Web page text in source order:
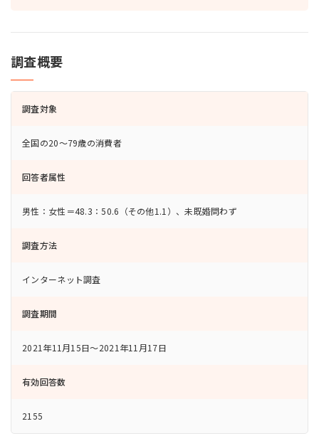
調査概要
調査対象
全国の20～79歳の消費者
回答者属性
男性：女性＝48.3：50.6（その他1.1）、未既婚問わず
調査方法
インターネット調査
調査期間
2021年11月15日～2021年11月17日
有効回答数
2155